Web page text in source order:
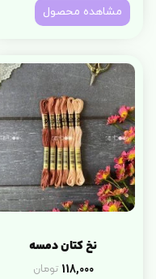
مشاهده محصول
نخ کتان دمسه
118,000 تومان